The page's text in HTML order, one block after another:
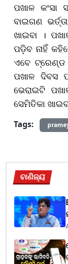
ପଖାଳ କଂସା
ବାଇଗଣ
ଖାଇବା ।
ପଡ଼ିବ ନାହିଁ
ଏବେ
ପଖାଳ ଦିବସ
ଭେରାଇଟି
ସେମିତିକା
Tags:
ବାଣିଜ୍ୟ